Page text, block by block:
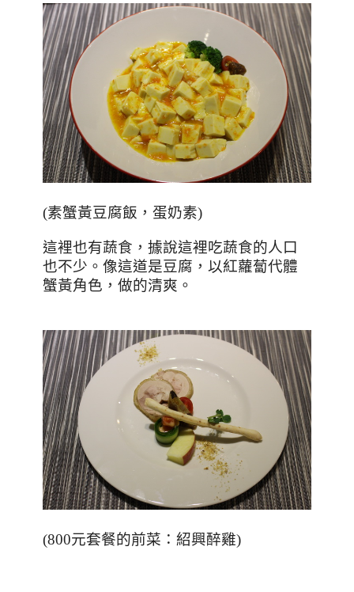
(素蟹黃豆腐飯，蛋奶素)
這裡也有蔬食，據說這裡吃蔬食的人口
也不少。像這道是豆腐，以紅蘿蔔代體
蟹黃角色，做的清爽。
(800元套餐的前菜：紹興醉雞)